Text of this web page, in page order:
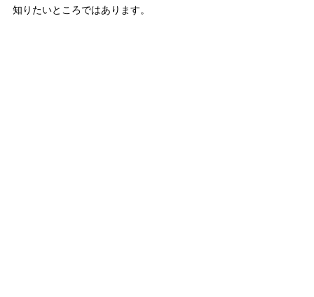
知りたいところではあります。